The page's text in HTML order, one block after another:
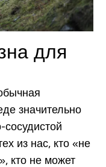
для
значительно
сосудистой
из нас, кто «не
кто не может